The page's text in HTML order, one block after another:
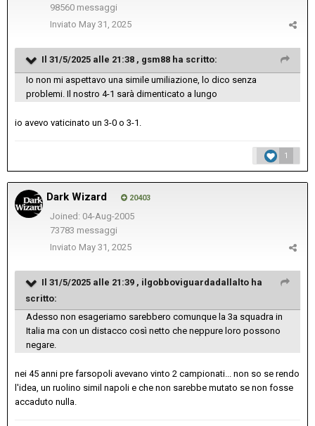
98560 messaggi
Inviato May 31, 2025
Il 31/5/2025 alle 21:38 , gsm88 ha scritto:
Io non mi aspettavo una simile umiliazione, lo dico senza
problemi. Il nostro 4-1 sarà dimenticato a lungo
io avevo vaticinato un 3-0 o 3-1.
1
Dark Wizard 20403
Joined: 04-Aug-2005
73783 messaggi
Inviato May 31, 2025
Il 31/5/2025 alle 21:39 , ilgobboviguardadallalto ha
scritto:
Adesso non esageriamo sarebbero comunque la 3a squadra in
Italia ma con un distacco così netto che neppure loro possono
negare.
nei 45 anni pre farsopoli avevano vinto 2 campionati... non so se rendo
l'idea, un ruolino simil napoli e che non sarebbe mutato se non fosse
accaduto nulla.